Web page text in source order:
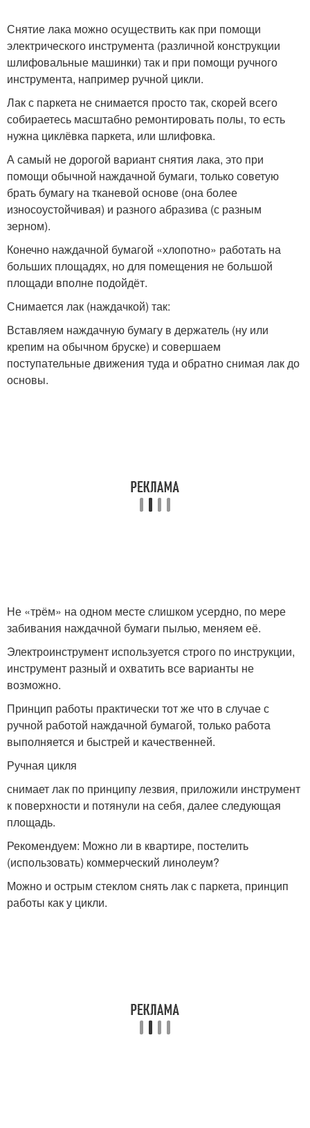
Снятие лака можно осуществить как при помощи
электрического инструмента (различной конструкции
шлифовальные машинки) так и при помощи ручного
инструмента, например ручной цикли.
Лак с паркета не снимается просто так, скорей всего
собираетесь масштабно ремонтировать полы, то есть
нужна циклёвка паркета, или шлифовка.
А самый не дорогой вариант снятия лака, это при
помощи обычной наждачной бумаги, только советую
брать бумагу на тканевой основе (она более
износоустойчивая) и разного абразива (с разным
зерном).
Конечно наждачной бумагой «хлопотно» работать на
больших площадях, но для помещения не большой
площади вполне подойдёт.
Снимается лак (наждачкой) так:
Вставляем наждачную бумагу в держатель (ну или
крепим на обычном бруске) и совершаем
поступательные движения туда и обратно снимая лак до
основы.
Не «трём» на одном месте слишком усердно, по мере
забивания наждачной бумаги пылью, меняем её.
Электроинструмент используется строго по инструкции,
инструмент разный и охватить все варианты не
возможно.
Принцип работы практически тот же что в случае с
ручной работой наждачной бумагой, только работа
выполняется и быстрей и качественней.
Ручная цикля
снимает лак по принципу лезвия, приложили инструмент
к поверхности и потянули на себя, далее следующая
площадь.
Рекомендуем: Можно ли в квартире, постелить
(использовать) коммерческий линолеум?
Можно и острым стеклом снять лак с паркета, принцип
работы как у цикли.